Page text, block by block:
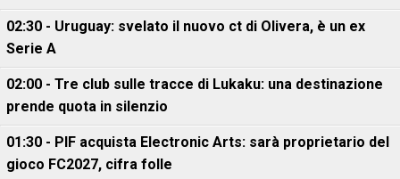
02:30 - Uruguay: svelato il nuovo ct di Olivera, è un ex
Serie A
02:00 - Tre club sulle tracce di Lukaku: una destinazione
prende quota in silenzio
01:30 - PIF acquista Electronic Arts: sarà proprietario del
gioco FC2027, cifra folle